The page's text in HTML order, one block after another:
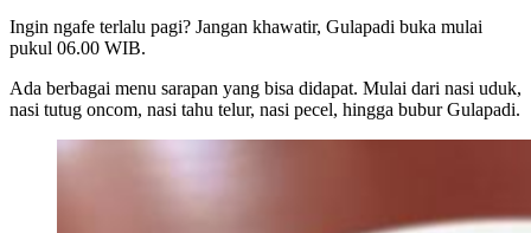
Ingin ngafe terlalu pagi? Jangan khawatir, Gulapadi buka mulai
pukul 06.00 WIB.
Ada berbagai menu sarapan yang bisa didapat. Mulai dari nasi uduk,
nasi tutug oncom, nasi tahu telur, nasi pecel, hingga bubur Gulapadi.